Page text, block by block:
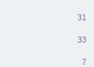
31
33
7